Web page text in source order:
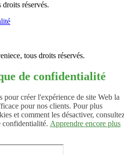
réservés.
tous droits réservés.
de confidentialité
pour créer l'expérience de site Web la
pour nos clients. Pour plus
et comment les désactiver,
confidentialité. Apprendre encore plus